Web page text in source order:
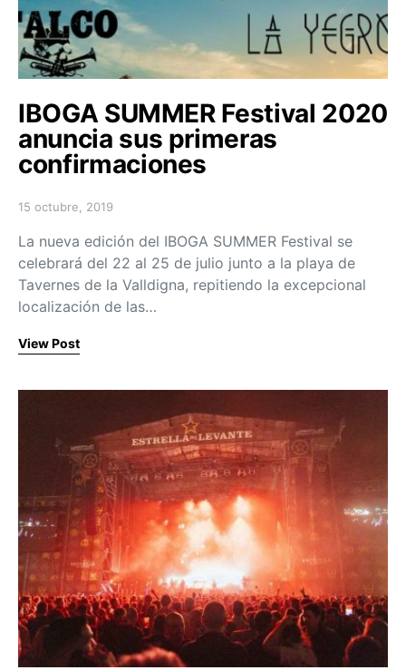
IBOGA SUMMER Festival 2020
anuncia sus primeras
confirmaciones
Posted on
15 octubre, 2019
La nueva edición del IBOGA SUMMER Festival se
celebrará del 22 al 25 de julio junto a la playa de
Tavernes de la Valldigna, repitiendo la excepcional
localización de las…
View Post